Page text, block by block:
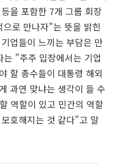
등을 포함한 7개 그룹 회장
로 만나자"는 뜻을 밝힌
업들이 느끼는 부담은 만
"주주 입장에서는 기업
할 총수들이 대통령 해외
과연 맞냐는 생각이 들 수
역할이 있고 민간의 역할
호해지는 것 같다"고 말